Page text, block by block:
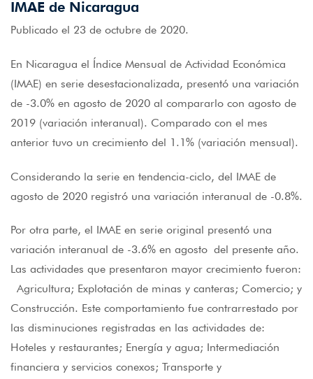
IMAE de Nicaragua
Publicado el 23 de octubre de 2020.
En Nicaragua el Índice Mensual de Actividad Económica
(IMAE) en serie desestacionalizada, presentó una variación
de -3.0% en agosto de 2020 al compararlo con agosto de
2019 (variación interanual). Comparado con el mes
anterior tuvo un crecimiento del 1.1% (variación mensual).
Considerando la serie en tendencia-ciclo, del IMAE de
agosto de 2020 registró una variación interanual de -0.8%.
Por otra parte, el IMAE en serie original presentó una
variación interanual de -3.6% en agosto del presente año.
Las actividades que presentaron mayor crecimiento fueron:
Agricultura; Explotación de minas y canteras; Comercio; y
Construcción. Este comportamiento fue contrarrestado por
las disminuciones registradas en las actividades de:
Hoteles y restaurantes; Energía y agua; Intermediación
financiera y servicios conexos; Transporte y